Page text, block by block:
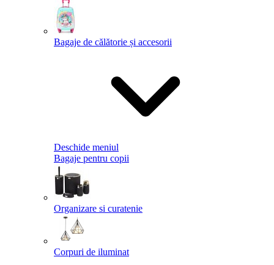
Bagaje de călătorie și accesorii
Deschide meniul
Bagaje pentru copii
Organizare si curatenie
Corpuri de iluminat